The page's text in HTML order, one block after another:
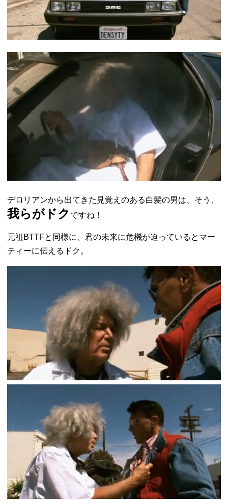
デロリアンから出てきた見覚えのある白髪の男は、そう、
我らがドク ですね！
元祖BTTFと同様に、君の未来に危機が迫っているとマー
ティーに伝えるドク。